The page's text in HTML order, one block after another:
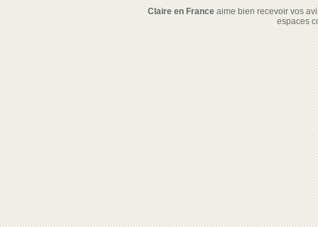
Claire en Franceaime bien recevoir vos
espaces